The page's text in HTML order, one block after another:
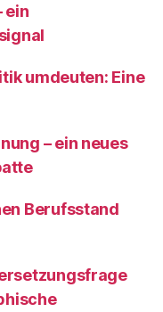
ein
umdeuten: Eine
– ein neues
Berufsstand